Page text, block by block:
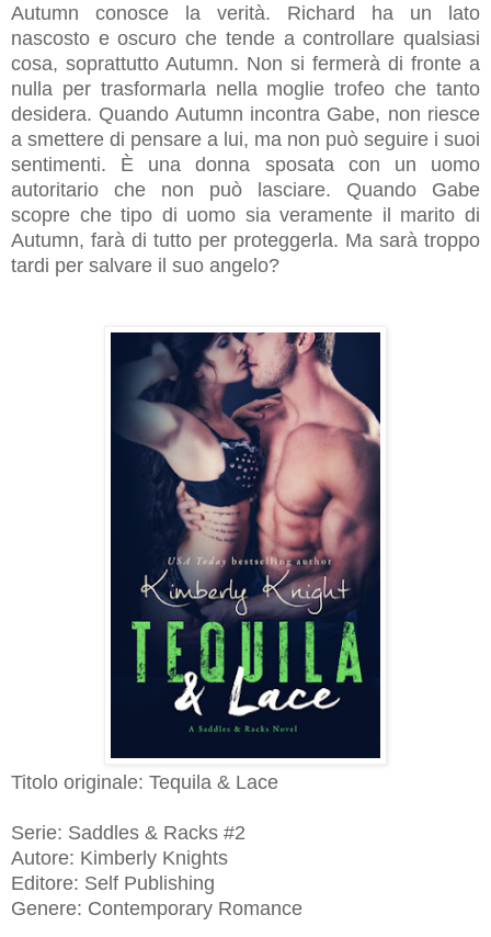
Autumn conosce la verità. Richard ha un lato
nascosto e oscuro che tende a controllare qualsiasi
cosa, soprattutto Autumn. Non si fermerà di fronte a
nulla per trasformarla nella moglie trofeo che tanto
desidera. Quando Autumn incontra Gabe, non riesce
a smettere di pensare a lui, ma non può seguire i suoi
sentimenti. È una donna sposata con un uomo
autoritario che non può lasciare. Quando Gabe
scopre che tipo di uomo sia veramente il marito di
Autumn, farà di tutto per proteggerla. Ma sarà troppo
tardi per salvare il suo angelo?
Titolo originale: Tequila & Lace
Serie: Saddles & Racks #2
Autore: Kimberly Knights
Editore: Self Publishing
Genere: Contemporary Romance